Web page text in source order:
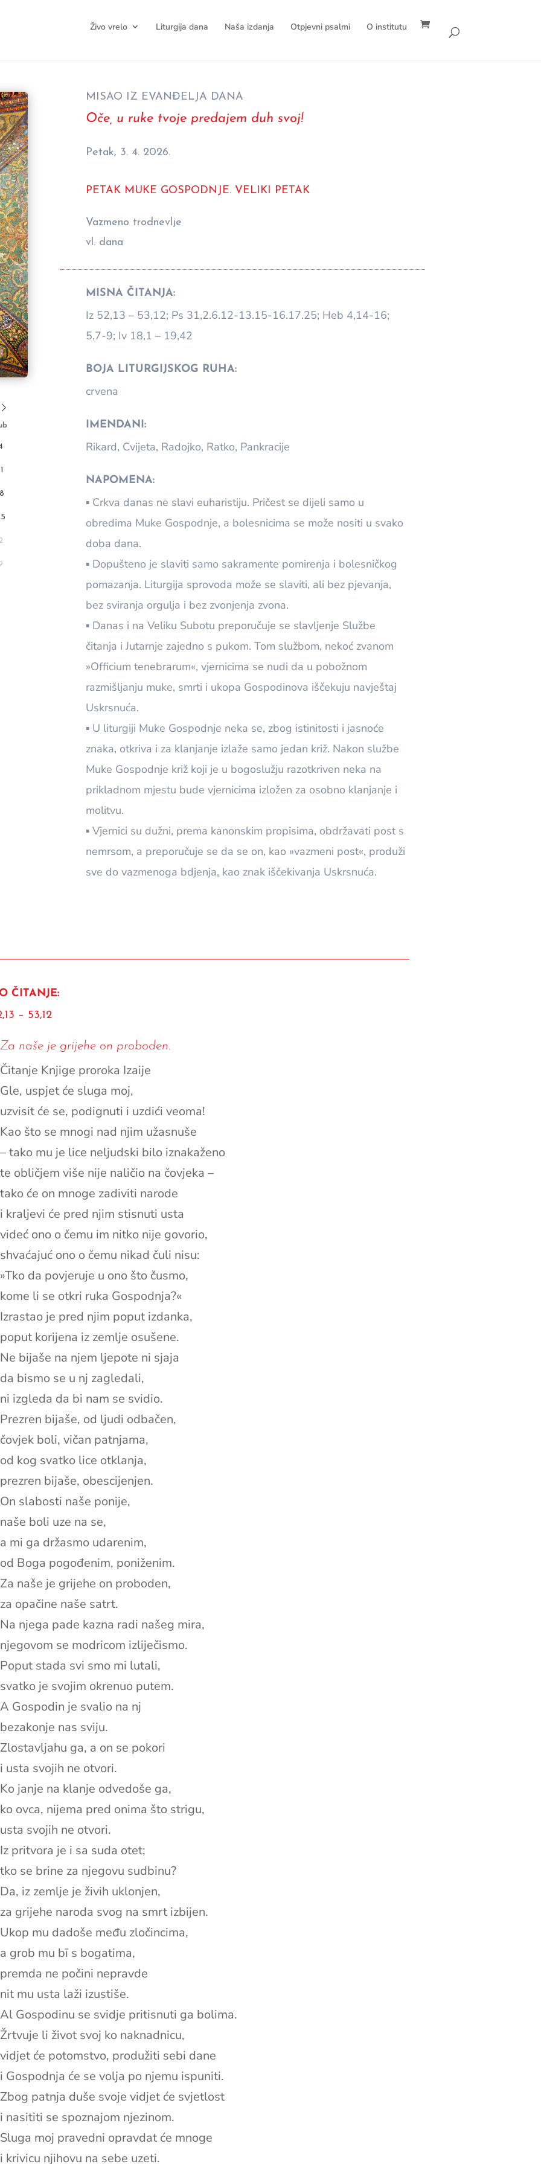
Živo vrelo Liturgija dana Naša izdanja Otpjevni psalmi O institutu
MISAO IZ EVANĐELJA DANA
Oče, u ruke tvoje predajem duh svoj!
Petak, 3. 4. 2026.
PETAK MUKE GOSPODNJE. VELIKI PETAK
Vazmeno trodnevlje
vl. dana
MISNA ČITANJA:
Iz 52,13 – 53,12; Ps 31,2.6.12-13.15-16.17.25; Heb 4,14-16;
5,7-9; Iv 18,1 – 19,42
BOJA LITURGIJSKOG RUHA:
crvena
IMENDANI:
Rikard, Cvijeta, Radojko, Ratko, Pankracije
NAPOMENA:
▪ Crkva danas ne slavi euharistiju. Pričest se dijeli samo u
obredima Muke Gospodnje, a bolesnicima se može nositi u svako
doba dana.
▪ Dopušteno je slaviti samo sakramente pomirenja i bolesničkog
pomazanja. Liturgija sprovoda može se slaviti, ali bez pjevanja,
bez sviranja orgulja i bez zvonjenja zvona.
▪ Danas i na Veliku Subotu preporučuje se slavljenje Službe
čitanja i Jutarnje zajedno s pukom. Tom službom, nekoć zvanom
»Officium tenebrarum«, vjernicima se nudi da u pobožnom
razmišljanju muke, smrti i ukopa Gospodinova iščekuju navještaj
Uskrsnuća.
▪ U liturgiji Muke Gospodnje neka se, zbog istinitosti i jasnoće
znaka, otkriva i za klanjanje izlaže samo jedan križ. Nakon službe
Muke Gospodnje križ koji je u bogoslužju razotkriven neka na
prikladnom mjestu bude vjernicima izložen za osobno klanjanje i
molitvu.
▪ Vjernici su dužni, prema kanonskim propisima, obdržavati post s
nemrsom, a preporučuje se da se on, kao »vazmeni post«, produži
sve do vazmenoga bdjenja, kao znak iščekivanja Uskrsnuća.
ČITANJE:
– 53,12
Za naše je grijehe on proboden.
Čitanje Knjige proroka Izaije
Gle, uspjet će sluga moj,
uzvisit će se, podignuti i uzdići veoma!
Kao što se mnogi nad njim užasnuše
– tako mu je lice neljudski bilo iznakaženo
te obličjem više nije naličio na čovjeka –
tako će on mnoge zadiviti narode
i kraljevi će pred njim stisnuti usta
videć ono o čemu im nitko nije govorio,
shvaćajuć ono o čemu nikad čuli nisu:
»Tko da povjeruje u ono što čusmo,
kome li se otkri ruka Gospodnja?«
Izrastao je pred njim poput izdanka,
poput korijena iz zemlje osušene.
Ne bijaše na njem ljepote ni sjaja
da bismo se u nj zagledali,
ni izgleda da bi nam se svidio.
Prezren bijaše, od ljudi odbačen,
čovjek boli, vičan patnjama,
od kog svatko lice otklanja,
prezren bijaše, obescijenjen.
On slabosti naše ponije,
naše boli uze na se,
a mi ga držasmo udarenim,
od Boga pogođenim, poniženim.
Za naše je grijehe on proboden,
za opačine naše satrt.
Na njega pade kazna radi našeg mira,
njegovom se modricom izliječismo.
Poput stada svi smo mi lutali,
svatko je svojim okrenuo putem.
A Gospodin je svalio na nj
bezakonje nas sviju.
Zlostavljahu ga, a on se pokori
i usta svojih ne otvori.
Ko janje na klanje odvedoše ga,
ko ovca, nijema pred onima što strigu,
usta svojih ne otvori.
Iz pritvora je i sa suda otet;
tko se brine za njegovu sudbinu?
Da, iz zemlje je živih uklonjen,
za grijehe naroda svog na smrt izbijen.
Ukop mu dadoše među zločincima,
a grob mu bī s bogatima,
premda ne počini nepravde
nit mu usta laži izustiše.
Al Gospodinu se svidje pritisnuti ga bolima.
Žrtvuje li život svoj ko naknadnicu,
vidjet će potomstvo, produžiti sebi dane
i Gospodnja će se volja po njemu ispuniti.
Zbog patnja duše svoje vidjet će svjetlost
i nasititi se spoznajom njezinom.
Sluga moj pravedni opravdat će mnoge
i krivicu njihovu na sebe uzeti.